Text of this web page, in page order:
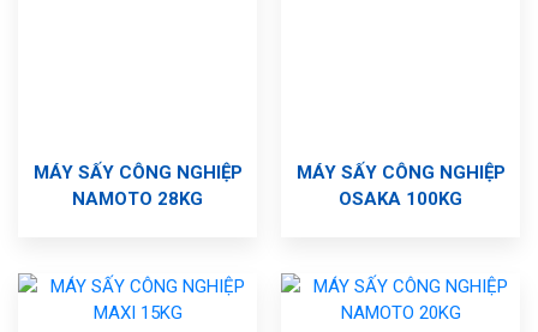
MÁY SẤY CÔNG NGHIỆP
NAMOTO 28KG
MÁY SẤY CÔNG NGHIỆP
OSAKA 100KG